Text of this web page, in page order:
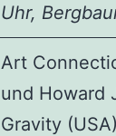
Uhr,
Art
und Howard
Gravity (USA)